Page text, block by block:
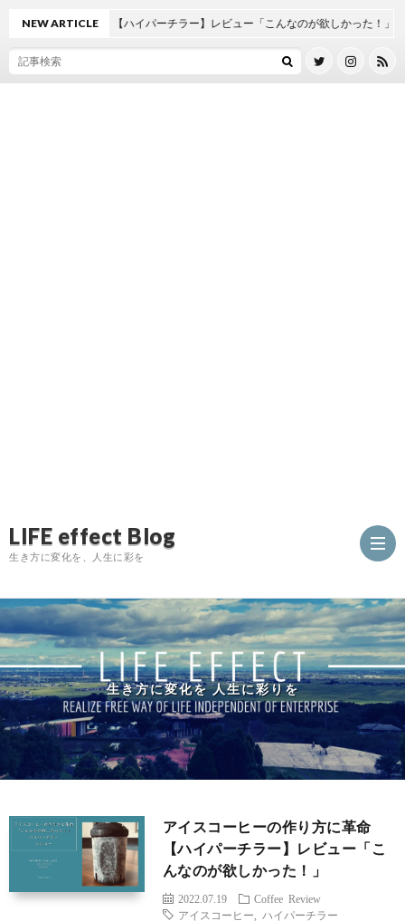
LIFE effect Blog
生き方に変化を、人生に彩を
L
NEW ARTICLE
り方に革命【ハイパーチラー】レビュー「こんなのが欲しかった！」
生き方に変化を 人生に彩りを
アイスコーヒーの作り方に革命
【ハイパーチラー】レビュー「こ
んなのが欲しかった！」
2022.07.19 Coffee Review
アイスコーヒー
ハイパーチラー